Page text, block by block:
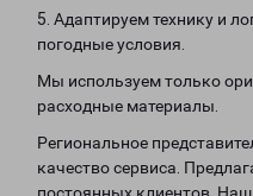
5. Адаптируем технику и
погодные условия.
Мы используем только
расходные материалы.
Региональное
качество сервиса.